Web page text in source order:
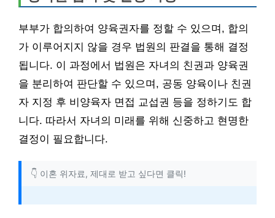
부부가 합의하여 양육권자를 정할 수 있으며, 합의
가 이루어지지 않을 경우 법원의 판결을 통해 결정
됩니다. 이 과정에서 법원은 자녀의 친권과 양육권
을 분리하여 판단할 수 있으며, 공동 양육이나 친권
자 지정 후 비양육자 면접 교섭권 등을 정하기도 합
니다. 따라서 자녀의 미래를 위해 신중하고 현명한
결정이 필요합니다.
👇 이혼 위자료, 제대로 받고 싶다면 클릭!